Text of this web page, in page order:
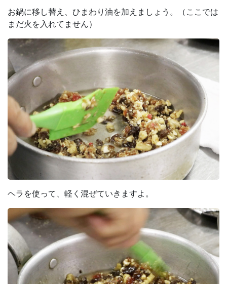
お鍋に移し替え、ひまわり油を加えましょう。（ここでは
まだ火を入れてません）
ヘラを使って、軽く混ぜていきますよ。